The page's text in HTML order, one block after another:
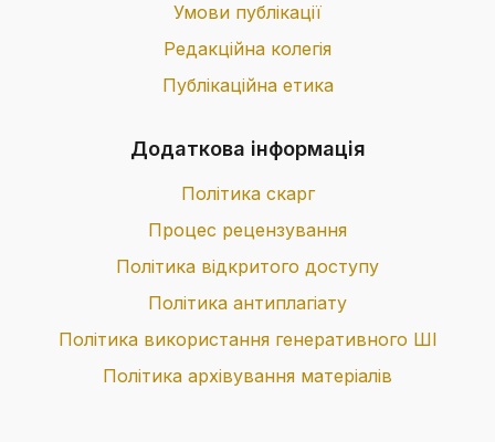
Умови публікації
Редакційна колегія
Публікаційна етика
Додаткова інформація
Політика скарг
Процес рецензування
Політика відкритого доступу
Політика антиплагіату
Політика використання генеративного ШІ
Політика архівування матеріалів